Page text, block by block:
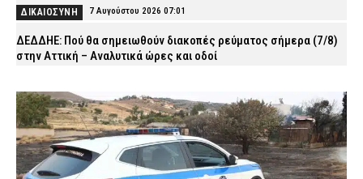
ΔΙΚΑΙΟΣΥΝΗ 7 Αυγούστου 2026 07:01
ΔΕΔΔΗΕ: Πού θα σημειωθούν διακοπές ρεύματος σήμερα (7/8)
στην Αττική – Αναλυτικά ώρες και οδοί
Χανιά: Νεκρός 81χρονος που ανασύρθηκε χωρίς τις αισθήσεις
του από παραλία
ΕΙΔΗΣΕΙΣ 6 Αυγούστου 2026 23:42
Τζόκερ: Αυτοί είναι οι τυχεροί αριθμοί που κερδίζουν πάνω από